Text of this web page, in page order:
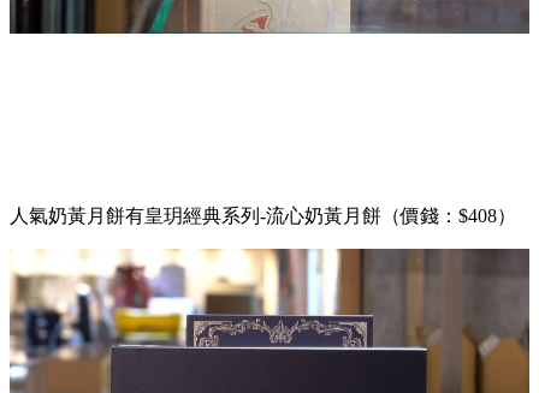
人氣奶黃月餅有皇玥經典系列-流心奶黃月餅（價錢：$408）